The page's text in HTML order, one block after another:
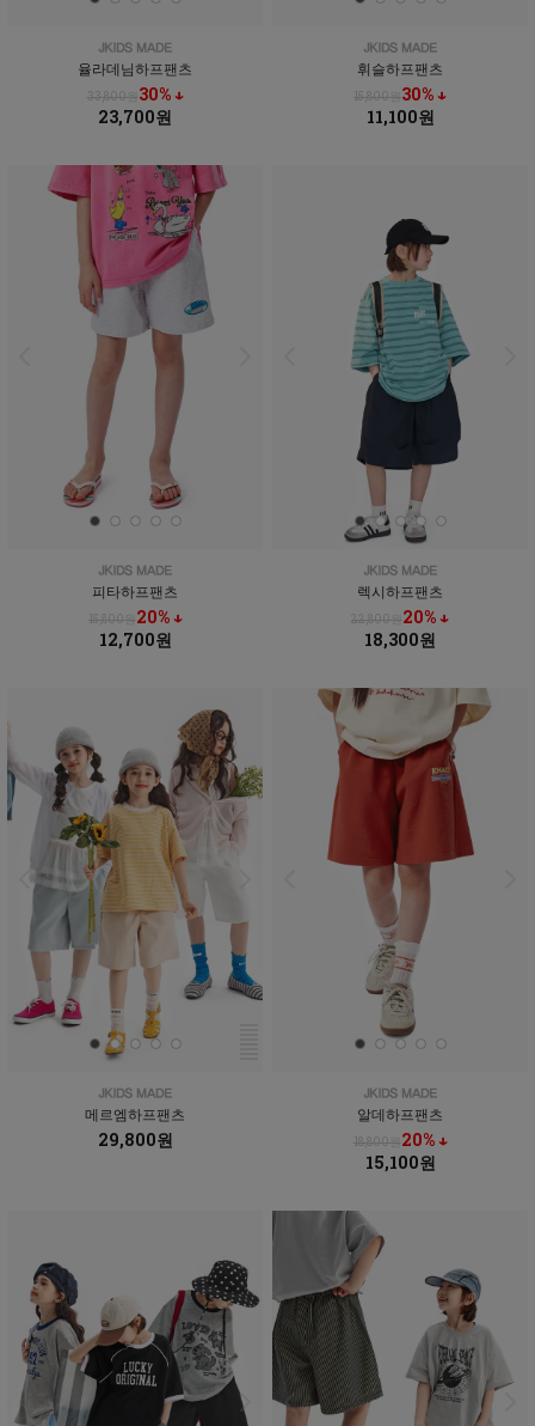
율라데님하프팬츠
33,800원30% ↓
23,700원
휘슬하프팬츠
15,800원30% ↓
11,100원
피타하프팬츠
15,800원20% ↓
12,700원
렉시하프팬츠
22,800원20% ↓
18,300원
메르엠하프팬츠
29,800원
알데하프팬츠
18,800원20% ↓
15,100원